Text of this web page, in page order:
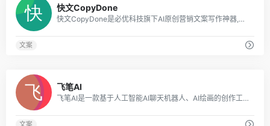
快文CopyDone
快文CopyDone是必优科技旗下AI原创营销文案写作神器,通过强大的自然语言处理能力,通过输入关键词,快速生成原创的软文,可以发布在各个媒体和自媒体平台,大幅
文案
飞笔AI
飞笔AI是一款基于人工智能AI聊天机器人、AI绘画的创作工具，为用户探索用AI技术提升写作效率、AI技术创造令人惊艳的绘画和创作体验。
文案